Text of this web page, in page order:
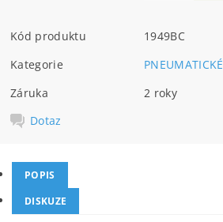
Kód produktu
1949BC
Kategorie
Záruka
2 roky
Dotaz
POPIS
DISKUZE